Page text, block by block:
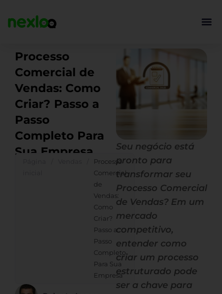
para
Processo
Comercial de
Vendas: Como
Criar? Passo a
Passo
Completo Para
Sua Empresa
Processo
Comercial
de
Vendas:
Como
Criar?
Passo a
Passo
Completo
Para Sua
Empresa
Seu negócio está
pronto para
transformar seu
Processo Comercial
de Vendas? Em um
mercado
competitivo,
entender como
criar um processo
estruturado pode
ser a chave para